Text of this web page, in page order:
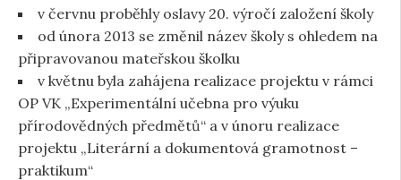
v červnu proběhly oslavy 20. výročí založení školy
od února 2013 se změnil název školy s ohledem na
připravovanou mateřskou školku
v květnu byla zahájena realizace projektu v rámci
OP VK „Experimentální učebna pro výuku
přírodovědných předmětů“ a v únoru realizace
projektu „Literární a dokumentová gramotnost –
praktikum“